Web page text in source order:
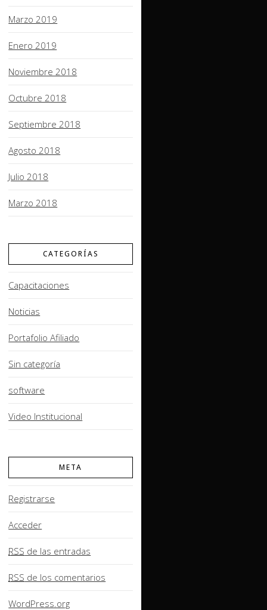
Marzo 2019
Enero 2019
Noviembre 2018
Octubre 2018
Septiembre 2018
Agosto 2018
Julio 2018
Marzo 2018
CATEGORÍAS
Capacitaciones
Noticias
Portafolio Afiliado
Sin categoría
software
Video Institucional
META
Registrarse
Acceder
RSS de las entradas
RSS de los comentarios
WordPress.org